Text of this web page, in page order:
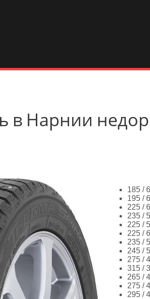
в Нарнии
185 /
195 /
225 /
235 /
225 /
225 /
235 /
245 /
275 /
315 /
265 /
275 /
295 /